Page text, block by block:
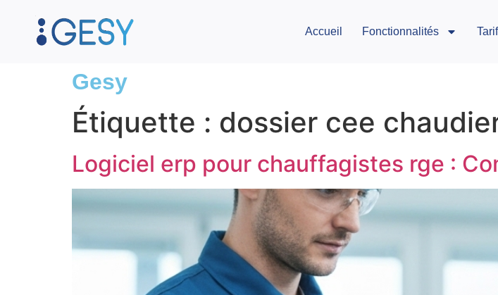
Accueil Fonctionnalités
Gesy
Étiquette : dossier cee
Logiciel erp pour chauffagistes rge :